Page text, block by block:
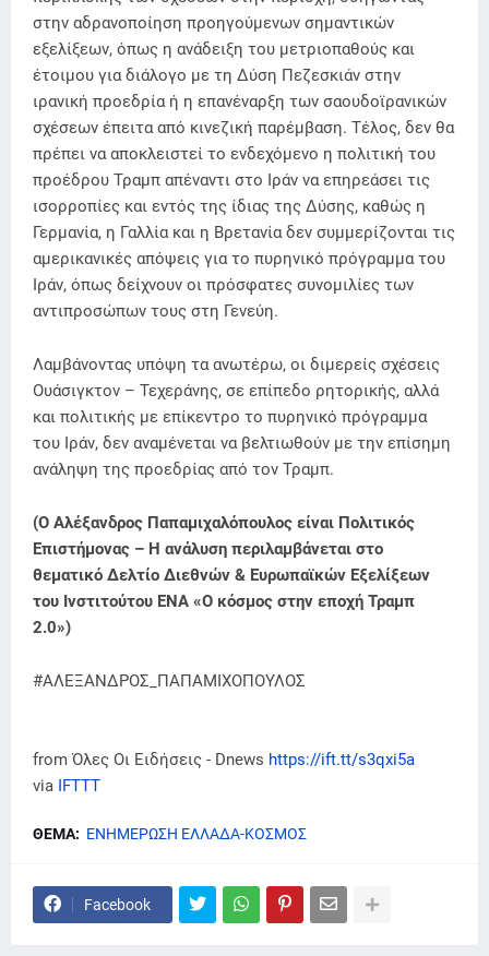
στην αδρανοποίηση προηγούμενων σημαντικών
εξελίξεων, όπως η ανάδειξη του μετριοπαθούς και
έτοιμου για διάλογο με τη Δύση Πεζεσκιάν στην
ιρανική προεδρία ή η επανέναρξη των σαουδοϊρανικών
σχέσεων έπειτα από κινεζική παρέμβαση. Τέλος, δεν θα
πρέπει να αποκλειστεί το ενδεχόμενο η πολιτική του
προέδρου Τραμπ απέναντι στο Ιράν να επηρεάσει τις
ισορροπίες και εντός της ίδιας της Δύσης, καθώς η
Γερμανία, η Γαλλία και η Βρετανία δεν συμμερίζονται τις
αμερικανικές απόψεις για το πυρηνικό πρόγραμμα του
Ιράν, όπως δείχνουν οι πρόσφατες συνομιλίες των
αντιπροσώπων τους στη Γενεύη.
Λαμβάνοντας υπόψη τα ανωτέρω, οι διμερείς σχέσεις
Ουάσιγκτον – Τεχεράνης, σε επίπεδο ρητορικής, αλλά
και πολιτικής με επίκεντρο το πυρηνικό πρόγραμμα
του Ιράν, δεν αναμένεται να βελτιωθούν με την επίσημη
ανάληψη της προεδρίας από τον Τραμπ.
(Ο Αλέξανδρος Παπαμιχαλόπουλος είναι Πολιτικός
Επιστήμονας – H ανάλυση περιλαμβάνεται στο
θεματικό Δελτίο Διεθνών & Ευρωπαϊκών Εξελίξεων
του Ινστιτούτου ΕΝΑ «Ο κόσμος στην εποχή Τραμπ
2.0»)
#ΑΛΕΞΑΝΔΡΟΣ_ΠΑΠΑΜΙΧΟΠΟΥΛΟΣ
from Όλες Οι Ειδήσεις - Dnews https://ift.tt/s3qxi5a
via IFTTT
ΘΕΜΑ: ΕΝΗΜΕΡΩΣΗ ΕΛΛΑΔΑ-ΚΟΣΜΟΣ
Facebook